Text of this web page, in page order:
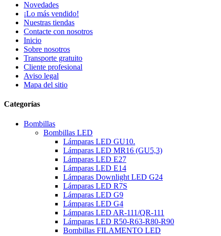
Novedades
¡Lo más vendido!
Nuestras tiendas
Contacte con nosotros
Inicio
Sobre nosotros
Transporte gratuito
Cliente profesional
Aviso legal
Mapa del sitio
Categorías
Bombillas
Bombillas LED
Lámparas LED GU10.
Lámparas LED MR16 (GU5,3)
Lámparas LED E27
Lámparas LED E14
Lámparas Downlight LED G24
Lámparas LED R7S
Lámparas LED G9
Lámparas LED G4
Lámparas LED AR-111/QR-111
Lámparas LED R50-R63-R80-R90
Bombillas FILAMENTO LED